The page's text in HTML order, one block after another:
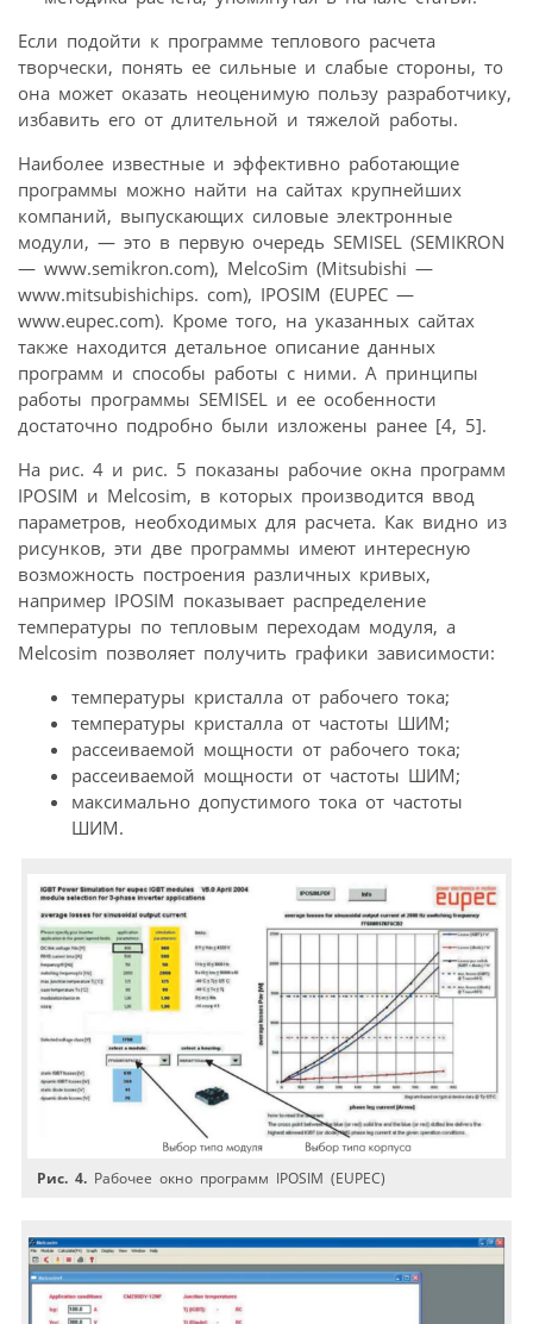
Если подойти к программе теплового расчета
творчески, понять ее сильные и слабые стороны, то
она может оказать неоценимую пользу разработчику,
избавить его от длительной и тяжелой работы.
Наиболее известные и эффективно работающие
программы можно найти на сайтах крупнейших
компаний, выпускающих силовые электронные
модули, — это в первую очередь SEMISEL (SEMIKRON
— www.semikron.com), MelcoSim (Mitsubishi —
www.mitsubishichips. com), IPOSIM (EUPEC —
www.eupec.com). Кроме того, на указанных сайтах
также находится детальное описание данных
программ и способы работы с ними. А принципы
работы программы SEMISEL и ее особенности
достаточно подробно были изложены ранее [4, 5].
На рис. 4 и рис. 5 показаны рабочие окна программ
IPOSIM и Melcosim, в которых производится ввод
параметров, необходимых для расчета. Как видно из
рисунков, эти две программы имеют интересную
возможность построения различных кривых,
например IPOSIM показывает распределение
температуры по тепловым переходам модуля, а
Melcosim позволяет получить графики зависимости:
температуры кристалла от рабочего тока;
температуры кристалла от частоты ШИМ;
рассеиваемой мощности от рабочего тока;
рассеиваемой мощности от частоты ШИМ;
максимально допустимого тока от частоты
ШИМ.
Рис. 4. Рабочее окно программ IPOSIM (EUPEC)